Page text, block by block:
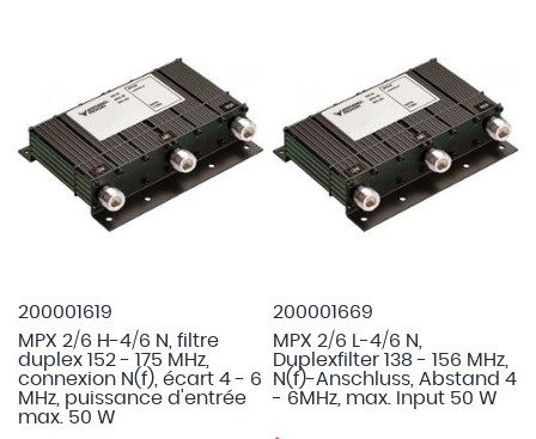
200001619
MPX 2/6 H-4/6 N, filtre
duplex 152 - 175 MHz,
connexion N(f), écart 4 - 6
MHz, puissance d'entrée
max. 50 W
200001669
MPX 2/6 L-4/6 N,
Duplexfilter 138 - 156 MHz,
N(f)-Anschluss, Abstand 4
- 6MHz, max. Input 50 W